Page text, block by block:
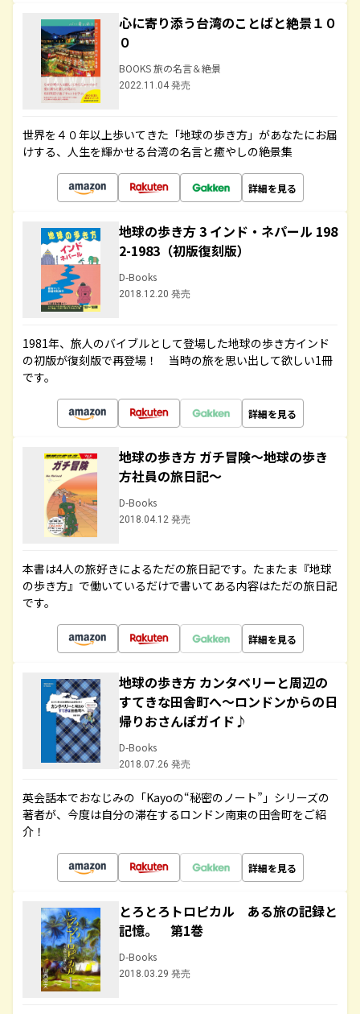
心に寄り添う台湾のことばと絶景１０
０
BOOKS 旅の名言＆絶景
2022.11.04 発売
世界を４０年以上歩いてきた「地球の歩き方」があなたにお届
けする、人生を輝かせる台湾の名言と癒やしの絶景集
詳細を見る
地球の歩き方 3 インド・ネパール 198
2-1983（初版復刻版）
D-Books
2018.12.20 発売
1981年、旅人のバイブルとして登場した地球の歩き方インド
の初版が復刻版で再登場！ 当時の旅を思い出して欲しい1冊
です。
詳細を見る
地球の歩き方 ガチ冒険～地球の歩き
方社員の旅日記～
D-Books
2018.04.12 発売
本書は4人の旅好きによるただの旅日記です。たまたま『地球
の歩き方』で働いているだけで書いてある内容はただの旅日記
です。
詳細を見る
地球の歩き方 カンタベリーと周辺の
すてきな田舎町へ～ロンドンからの日
帰りおさんぽガイド♪
D-Books
2018.07.26 発売
英会話本でおなじみの「Kayoの“秘密のノート”」シリーズの
著者が、今度は自分の滞在するロンドン南東の田舎町をご紹
介！
詳細を見る
とろとろトロピカル ある旅の記録と
記憶。 第1巻
D-Books
2018.03.29 発売